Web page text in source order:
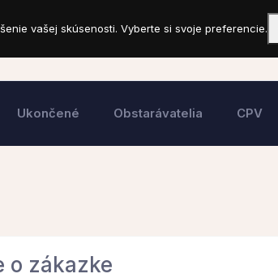
Ukončené Obstarávatelia CPV
o zákazke
vašej skúsenosti. Vyberte si svoje preferencie.